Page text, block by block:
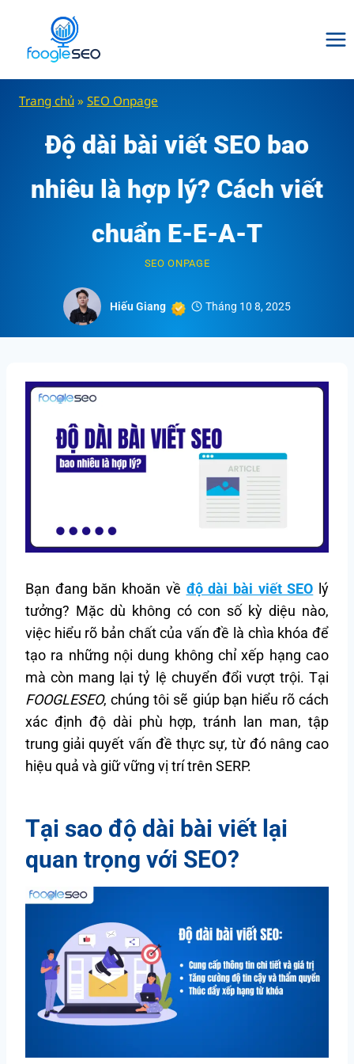
content
Trang chủ » SEO Onpage
Độ dài bài viết SEO bao
nhiêu là hợp lý? Cách viết
chuẩn E-E-A-T
SEO ONPAGE
Hiếu Giang Tháng 10 8, 2025
Bạn đang băn khoăn về độ dài bài viết SEO lý
tưởng? Mặc dù không có con số kỳ diệu nào,
việc hiểu rõ bản chất của vấn đề là chìa khóa để
tạo ra những nội dung không chỉ xếp hạng cao
mà còn mang lại tỷ lệ chuyển đổi vượt trội. Tại
FOOGLESEO, chúng tôi sẽ giúp bạn hiểu rõ cách
xác định độ dài phù hợp, tránh lan man, tập
trung giải quyết vấn đề thực sự, từ đó nâng cao
hiệu quả và giữ vững vị trí trên SERP.
Tại sao độ dài bài viết lại
quan trọng với SEO?